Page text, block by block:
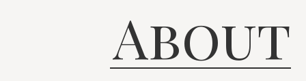
About